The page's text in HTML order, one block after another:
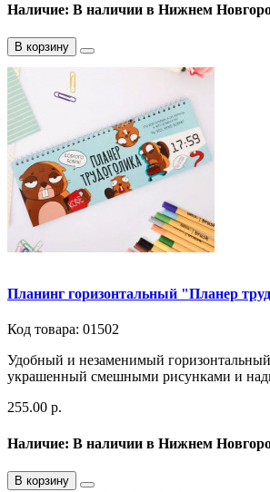
Наличие: В наличии в Нижнем
В корзину
Планинг горизонтальный "Планер
Код товара: 01502
Удобный и незаменимый
украшенный смешными рисунками и
255.00 р.
Наличие: В наличии в Нижнем
В корзину